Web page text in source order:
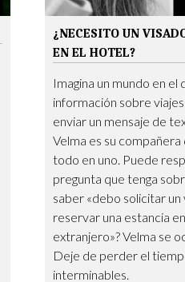
¿NECESITO UN
EN EL HOTEL?
Imagina un mundo en
información sobre
enviar un mensaje de
Velma es su
todo en uno. Puede
pregunta que tenga
saber «debo solicitar un
reservar una estancia
extranjero»? Velma se
Deje de perder el
interminables.